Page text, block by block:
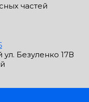
частей
Безуленко 17В